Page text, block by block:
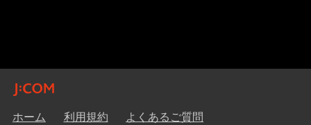
ホーム 利用規約 よくあるご質問